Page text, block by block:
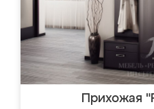
Прихожая